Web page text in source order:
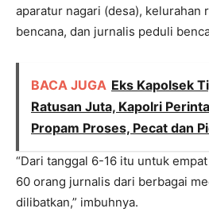
aparatur nagari (desa), kelurahan
bencana, dan jurnalis peduli
BACA JUGA Eks Kapolsek
Ratusan Juta, Kapolri
Propam Proses, Pecat dan
“Dari tanggal 6-16 itu untuk
60 orang jurnalis dari berbagai
dilibatkan,” imbuhnya.